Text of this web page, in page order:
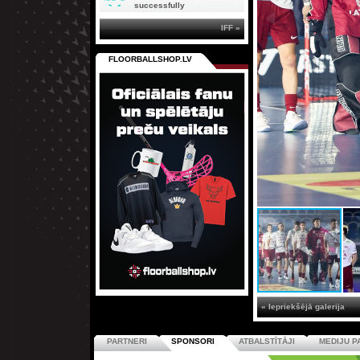
« Iepriekšējā galerija
successfully
IFF »
FLOORBALLSHOP.LV
PARTNERI SPONSORI ATBALSTĪTĀJI MEDIJU